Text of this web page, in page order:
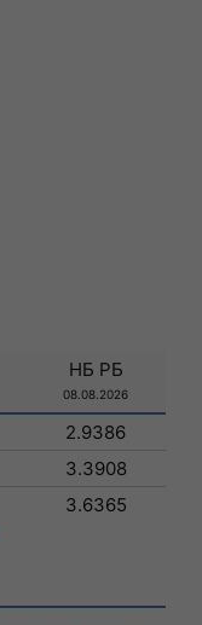
НБ РБ
08.08.2026
2.9386
3.3908
3.6365